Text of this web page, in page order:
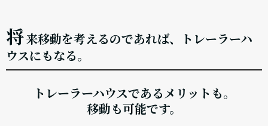
将来移動を考えるのであれば、トレーラーハ
ウスにもなる。
トレーラーハウスであるメリットも。
移動も可能です。